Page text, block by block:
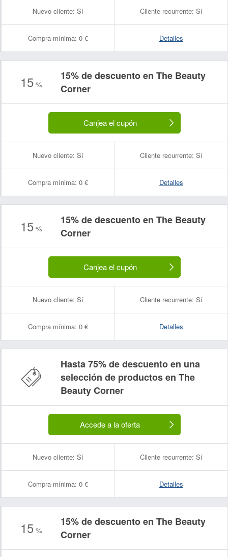
Nuevo cliente: Sí Cliente recurrente: Sí
Compra mínima: 0 € Detalles
15 %
15% de descuento en The Beauty
Corner
Canjea el cupón
Nuevo cliente: Sí Cliente recurrente: Sí
Compra mínima: 0 € Detalles
15 %
15% de descuento en The Beauty
Corner
Canjea el cupón
Nuevo cliente: Sí Cliente recurrente: Sí
Compra mínima: 0 € Detalles
Hasta 75% de descuento en una
selección de productos en The
Beauty Corner
Accede a la oferta
Nuevo cliente: Sí Cliente recurrente: Sí
Compra mínima: 0 € Detalles
15 %
15% de descuento en The Beauty
Corner